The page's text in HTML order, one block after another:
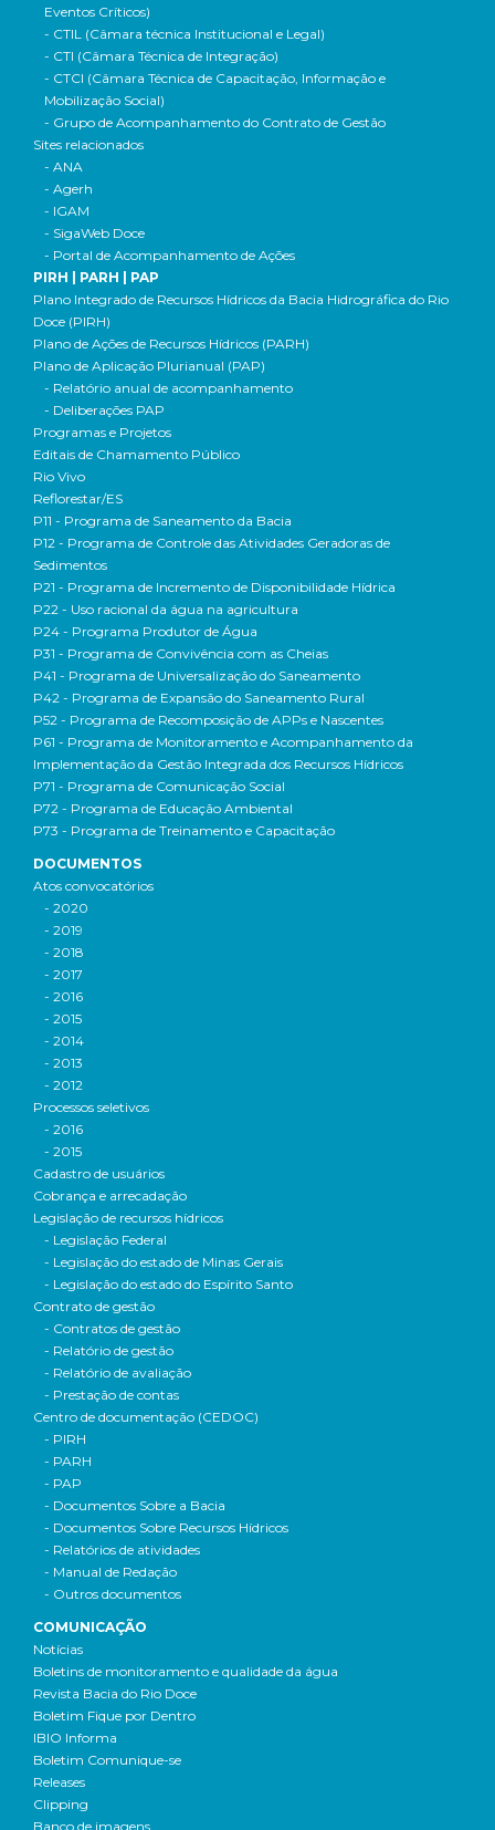
Eventos Críticos)
- CTIL (Câmara técnica Institucional e Legal)
- CTI (Câmara Técnica de Integração)
- CTCI (Câmara Técnica de Capacitação, Informação e
Mobilização Social)
- Grupo de Acompanhamento do Contrato de Gestão
Sites relacionados
- ANA
- Agerh
- IGAM
- SigaWeb Doce
- Portal de Acompanhamento de Ações
PIRH | PARH | PAP
Plano Integrado de Recursos Hídricos da Bacia Hidrográfica do Rio
Doce (PIRH)
Plano de Ações de Recursos Hídricos (PARH)
Plano de Aplicação Plurianual (PAP)
- Relatório anual de acompanhamento
- Deliberações PAP
Programas e Projetos
Editais de Chamamento Público
Rio Vivo
Reflorestar/ES
P11 - Programa de Saneamento da Bacia
P12 - Programa de Controle das Atividades Geradoras de
Sedimentos
P21 - Programa de Incremento de Disponibilidade Hídrica
P22 - Uso racional da água na agricultura
P24 - Programa Produtor de Água
P31 - Programa de Convivência com as Cheias
P41 - Programa de Universalização do Saneamento
P42 - Programa de Expansão do Saneamento Rural
P52 - Programa de Recomposição de APPs e Nascentes
P61 - Programa de Monitoramento e Acompanhamento da
Implementação da Gestão Integrada dos Recursos Hídricos
P71 - Programa de Comunicação Social
P72 - Programa de Educação Ambiental
P73 - Programa de Treinamento e Capacitação
DOCUMENTOS
Atos convocatórios
- 2020
- 2019
- 2018
- 2017
- 2016
- 2015
- 2014
- 2013
- 2012
Processos seletivos
- 2016
- 2015
Cadastro de usuários
Cobrança e arrecadação
Legislação de recursos hídricos
- Legislação Federal
- Legislação do estado de Minas Gerais
- Legislação do estado do Espírito Santo
Contrato de gestão
- Contratos de gestão
- Relatório de gestão
- Relatório de avaliação
- Prestação de contas
Centro de documentação (CEDOC)
- PIRH
- PARH
- PAP
- Documentos Sobre a Bacia
- Documentos Sobre Recursos Hídricos
- Relatórios de atividades
- Manual de Redação
- Outros documentos
COMUNICAÇÃO
Notícias
Boletins de monitoramento e qualidade da água
Revista Bacia do Rio Doce
Boletim Fique por Dentro
IBIO Informa
Boletim Comunique-se
Releases
Clipping
Banco de imagens